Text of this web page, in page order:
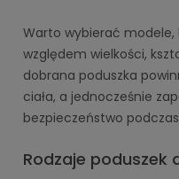
Warto wybierać
względem wielkości,
dobrana poduszka
ciała, a jednocześnie
bezpieczeństwo
Rodzaje poduszek